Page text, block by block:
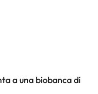
a una biobanca di